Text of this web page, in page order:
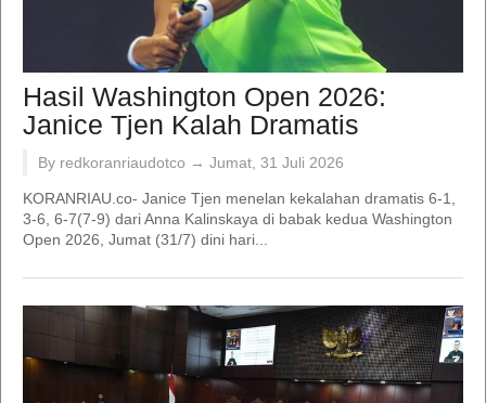
Hasil Washington Open 2026:
Janice Tjen Kalah Dramatis
By redkoranriaudotco → Jumat, 31 Juli 2026
KORANRIAU.co- Janice Tjen menelan kekalahan dramatis 6-1,
3-6, 6-7(7-9) dari Anna Kalinskaya di babak kedua Washington
Open 2026, Jumat (31/7) dini hari...